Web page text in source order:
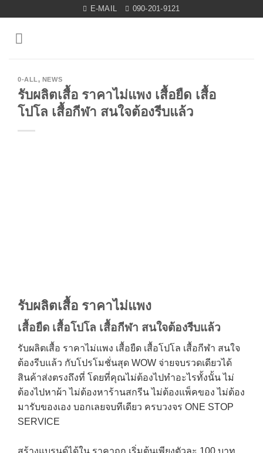
content
E-MAIL 090-201-9121
0-ALL, NEWS
รับผลิตเสื้อ ราคาไม่แพง เสื้อยืด เสื้อ
โปโล เสื้อกีฬา สนใจต้องรีบแล้ว
รับผลิตเสื้อ ราคาไม่แพง
เสื้อยืด เสื้อโปโล เสื้อกีฬา สนใจต้องรีบแล้ว
รับผลิตเสื้อ ราคาไม่แพง เสื้อยืด เสื้อโปโล เสื้อกีฬา สนใจ
ต้องรีบแล้ว กับโปรโมชั่นสุด WOW จ่ายจบรวดเดียวได้
สินค้าส่งตรงถึงที่ โดยที่คุณไม่ต้องไปทำอะไรทั้งนั้น ไม่
ต้องไปหาผ้า ไม่ต้องหาร้านสกรีน ไม่ต้องแพ็คของ ไม่ต้อง
มารับของเอง บอกเลยจบทีเดียว ครบวงจร ONE STOP
SERVICE
สร้างแบรนด์ได้ใน ราคาถูก เริ่มต้นเพียงตัวละ 100 บาท